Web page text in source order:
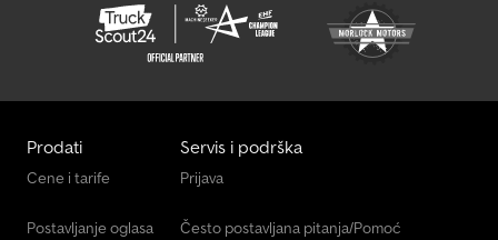
Prodati
Cene i tarife
Postavljanje oglasa
Servis i podrška
Prijava
Često postavljana pitanja/Pomoć